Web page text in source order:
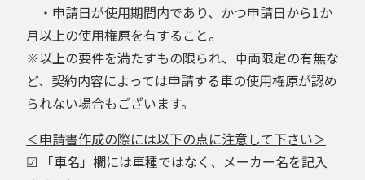
・申請日が使用期間内であり、かつ申請日から1か
月以上の使用権原を有すること。
※以上の要件を満たすもの限られ、車両限定の有無な
ど、契約内容によっては申請する車の使用権原が認め
られない場合もございます。
＜申請書作成の際には以下の点に注意して下さい＞
☑ 「車名」欄には車種ではなく、メーカー名を記入